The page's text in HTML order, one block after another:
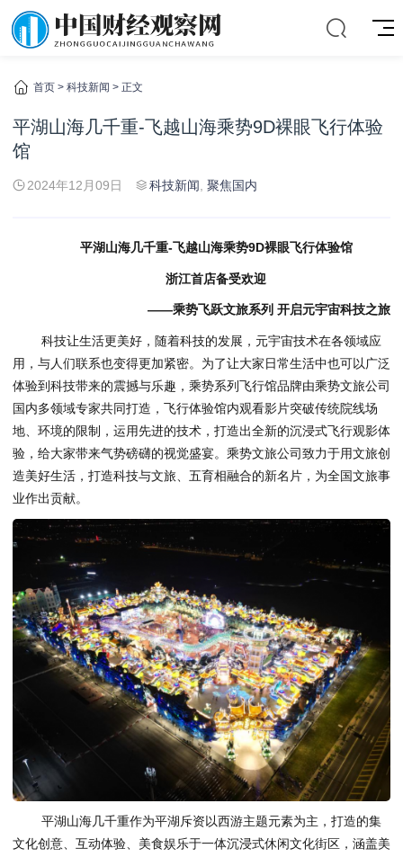
首页 > 科技新闻 > 正文
平湖山海几千重-飞越山海乘势9D裸眼飞行体验
馆
2024年12月09日 科技新闻 聚焦国内
平湖山海几千重-飞越山海乘势9D裸眼飞行体验馆
浙江首店备受欢迎
——乘势飞跃文旅系列 开启元宇宙科技之旅
科技让生活更美好，随着科技的发展，元宇宙技术在各领域应
用，与人们联系也变得更加紧密。为了让大家日常生活中也可以广泛
体验到科技带来的震撼与乐趣，乘势系列飞行馆品牌由乘势文旅公司
国内多领域专家共同打造，飞行体验馆内观看影片突破传统院线场
地、环境的限制，运用先进的技术，打造出全新的沉浸式飞行观影体
验，给大家带来气势磅礴的视觉盛宴。乘势文旅公司致力于用文旅创
造美好生活，打造科技与文旅、五育相融合的新名片，为全国文旅事
业作出贡献。
平湖山海几千重作为平湖斥资以西游主题元素为主，打造的集
文化创意、互动体验、美食娱乐于一体沉浸式休闲文化街区，涵盖美